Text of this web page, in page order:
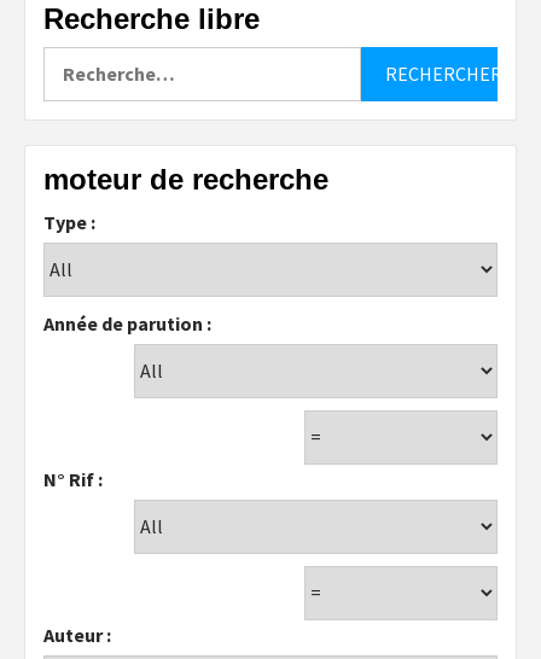
Recherche libre
moteur de recherche
Type :
Année de parution :
N° Rif :
Auteur :